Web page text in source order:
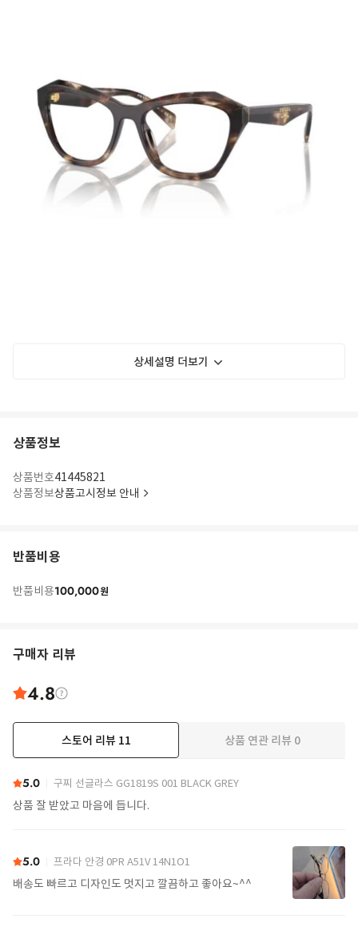
상세설명 더보기
상품정보
상품번호41445821
상품정보상품고시정보 안내
반품비용
반품비용100,000원
구매자 리뷰
4.8
스토어 리뷰 11 상품 연관 리뷰 0
5.0 구찌 선글라스 GG1819S 001 BLACK GREY
상품 잘 받았고 마음에 듭니다.
5.0 프라다 안경 0PR A51V 14N1O1
배송도 빠르고 디자인도 멋지고 깔끔하고 좋아요~^^